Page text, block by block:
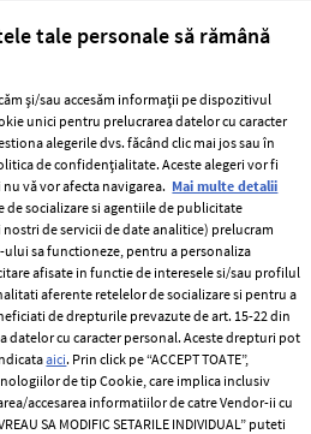
Termeni si conditii
Politica de
confidențialitate
Politica de cookies
Publicitate
tale personale să rămână
și/sau accesăm informații pe dispozitivul
unici pentru prelucrarea datelor cu caracter
alegerile dvs. făcând clic mai jos sau în
de confidențialitate. Aceste alegeri vor fi
vă vor afecta navigarea. Mai multe detalii
de socializare si agentiile de publicitate
de servicii de date analitice) prelucram
sa functioneze, pentru a personaliza
afisate in functie de interesele si/sau profilul
aferente retelelor de socializare si pentru a
de drepturile prevazute de art. 15-22 din
datelor cu caracter personal. Aceste drepturi pot
aici. Prin click pe “ACCEPT TOATE”,
de tip Cookie, care implica inclusiv
accesarea informatiilor de catre Vendor-ii cu
SA MODIFIC SETARILE INDIVIDUAL” puteti